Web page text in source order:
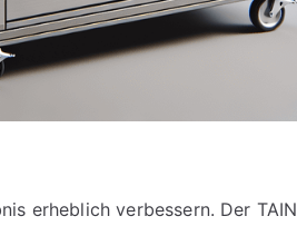
erheblich verbessern. Der